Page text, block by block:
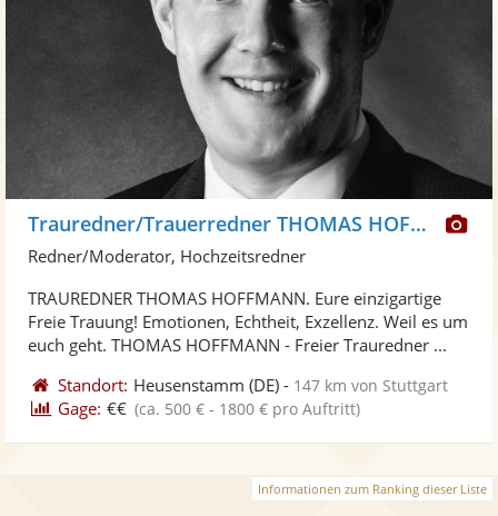
Trauredner/Trauerredner THOMAS HOFFMANN
Redner/Moderator, Hochzeitsredner
TRAUREDNER THOMAS HOFFMANN. Eure einzigartige
Freie Trauung! Emotionen, Echtheit, Exzellenz. Weil es um
euch geht. THOMAS HOFFMANN - Freier Trauredner ...
Standort: Heusenstamm (DE) - 147 km von Stuttgart
Gage: €€ (ca. 500 € - 1800 € pro Auftritt)
Informationen zum Ranking dieser Liste